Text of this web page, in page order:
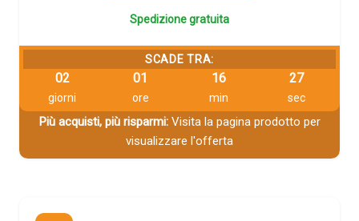
Spedizione gratuita
SCADE TRA:
02
giorni
01
ore
16
min
26
sec
Più acquisti, più risparmi:Visita la pagina prodotto per
visualizzare l'offerta